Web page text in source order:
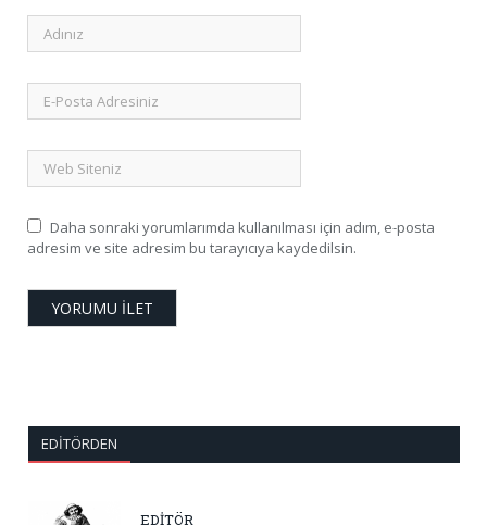
Daha sonraki yorumlarımda kullanılması için adım, e-posta
adresim ve site adresim bu tarayıcıya kaydedilsin.
EDITÖRDEN
EDİTÖR